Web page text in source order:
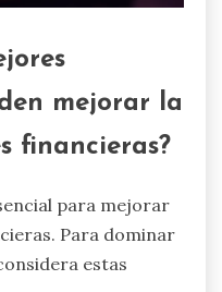
mejorar la
financieras?
para mejorar
Para dominar
estas